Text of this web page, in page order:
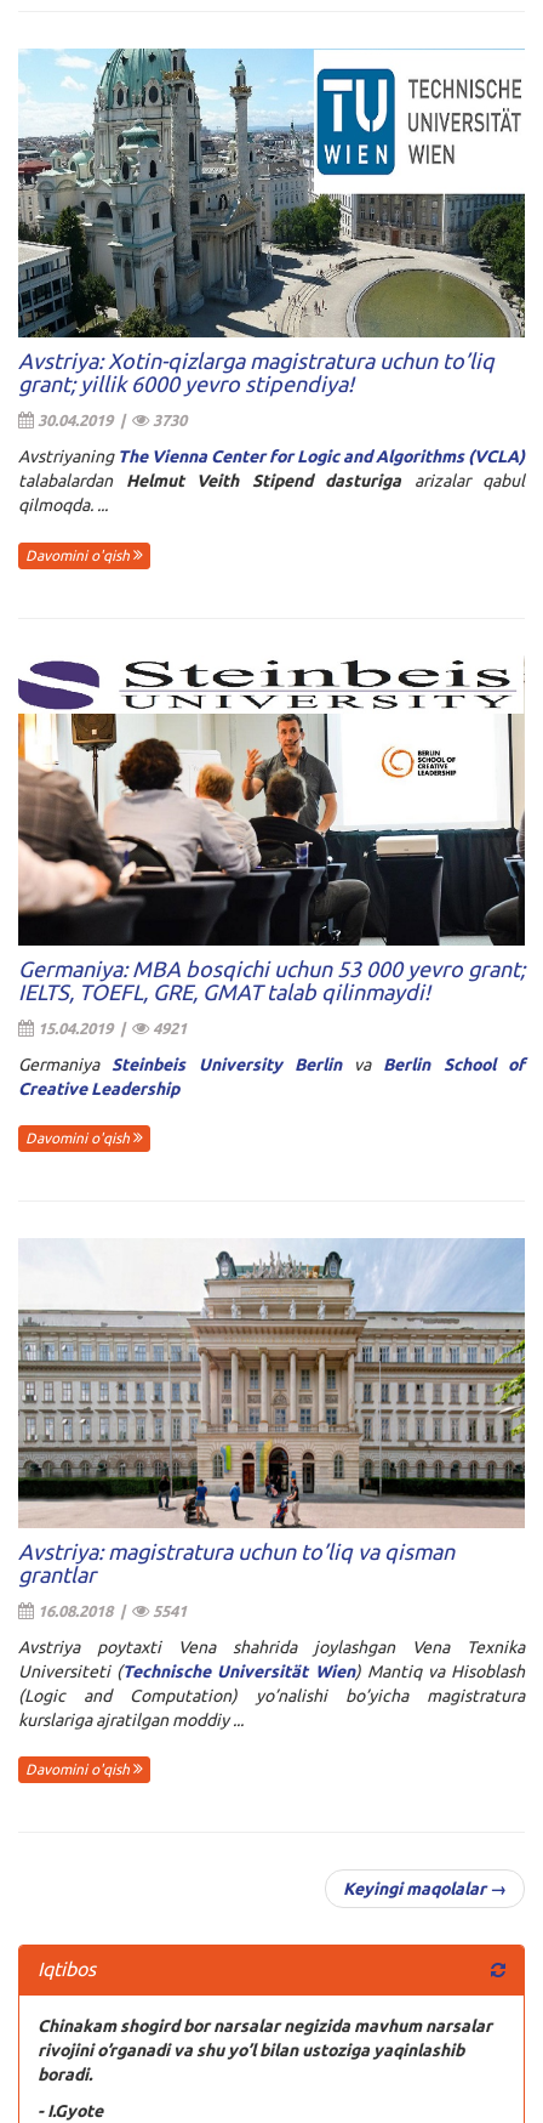
Avstriya: Xotin-qizlarga magistratura uchun to’liq
grant; yillik 6000 yevro stipendiya!
30.04.2019 | 3730
Avstriyaning The Vienna Center for Logic and Algorithms (VCLA)
talabalardan Helmut Veith Stipend dasturiga arizalar qabul
qilmoqda. ...
Davomini o'qish
Germaniya: MBA bosqichi uchun 53 000 yevro grant;
IELTS, TOEFL, GRE, GMAT talab qilinmaydi!
15.04.2019 | 4921
Germaniya Steinbeis University Berlinva Berlin School of
Creative Leadership
Davomini o'qish
Avstriya: magistratura uchun to’liq va qisman
grantlar
16.08.2018 | 5541
Avstriya poytaxti Vena shahrida joylashgan Vena Texnika
Universiteti (Technische Universität Wien) Mantiq va Hisoblash
(Logic and Computation) yo’nalishi bo’yicha magistratura
kurslariga ajratilgan moddiy ...
Davomini o'qish
Keyingi maqolalar →
Iqtibos
Chinakam shogird bor narsalar negizida mavhum narsalar
rivojini o’rganadi va shu yo’l bilan ustoziga yaqinlashib
boradi.
- I.Gyote